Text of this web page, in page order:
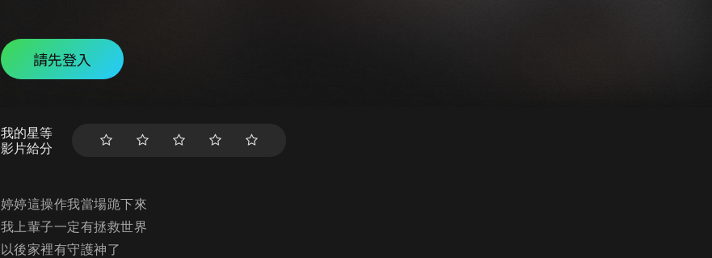
請先登入
我的星等
影片給分
婷婷這操作我當場跪下來
我上輩子一定有拯救世界
以後家裡有守護神了